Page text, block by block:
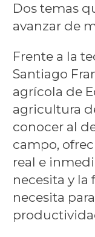
Dos temas
avanzar de
Frente a la
Santiago
agrícola de
agricultura
conocer al
campo,
real e
necesita y la
necesita